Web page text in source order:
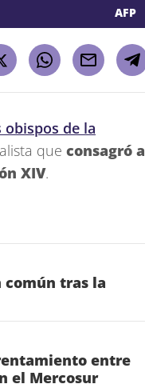
AFP
de la
que consagró a
XIV.
común tras la
entre
el Mercosur